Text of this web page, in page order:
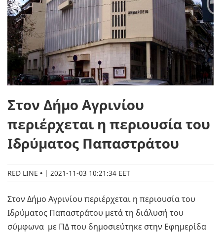
Στον Δήμο Αγρινίου
περιέρχεται η περιουσία του
Ιδρύματος Παπαστράτου
RED LINE | 2021-11-03 10:21:34 EET
Στον Δήμο Αγρινίου περιέρχεται η περιουσία του
Ιδρύματος Παπαστράτου μετά τη διάλυσή του
σύμφωνα με ΠΔ που δημοσιεύτηκε στην Εφημερίδα